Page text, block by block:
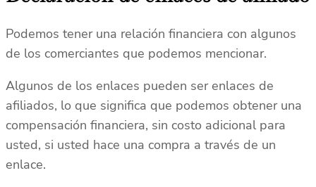
Podemos tener una relación financiera con algunos
de los comerciantes que podemos mencionar.
Algunos de los enlaces pueden ser enlaces de
afiliados, lo que significa que podemos obtener una
compensación financiera, sin costo adicional para
usted, si usted hace una compra a través de un
enlace.